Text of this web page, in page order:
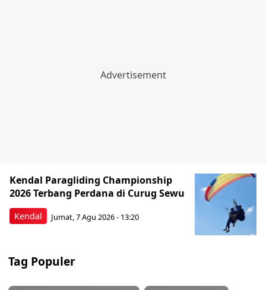
Kendal
Kendal Paragliding Championship
2026 Terbang Perdana di Curug Sewu
Jumat, 7 Agu 2026 - 13:20
Tag Populer